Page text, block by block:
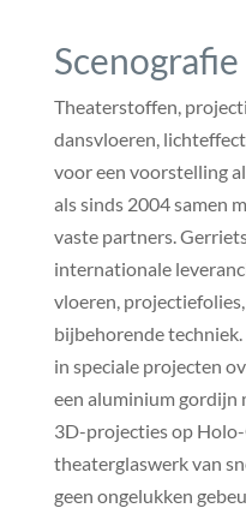
Scenografie
Theaterstoffen,
dansvloeren,
voor een voorstelling
als sinds 2004 samen
vaste partners.
internationale
vloeren,
bijbehorende
in speciale projecten
een aluminium gordijn
3D-projecties op
theaterglaswerk van
geen ongelukken